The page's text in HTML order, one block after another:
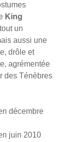
King
un
aussi une
drôle et
agrémentée
des Ténèbres
décembre
juin 2010